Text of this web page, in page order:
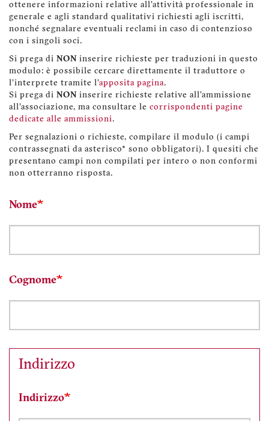
ottenere informazioni relative all'attività professionale in
generale e agli standard qualitativi richiesti agli iscritti,
nonché segnalare eventuali reclami in caso di contenzioso
con i singoli soci.
Si prega di NON inserire richieste per traduzioni in questo
modulo: è possibile cercare direttamente il traduttore o
l'interprete tramite l'apposita pagina.
Si prega di NON inserire richieste relative all'ammissione
all'associazione, ma consultare le corrispondenti pagine
dedicate alle ammissioni.
Per segnalazioni o richieste, compilare il modulo (i campi
contrassegnati da asterisco* sono obbligatori). I quesiti che
presentano campi non compilati per intero o non conformi
non otterranno risposta.
Nome
Cognome
Indirizzo
Indirizzo